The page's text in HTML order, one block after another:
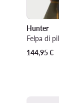
Hunter
Felpa di
144,95€